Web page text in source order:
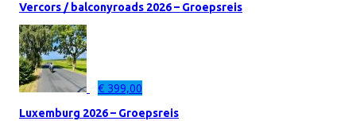
Vercors / balconyroads 2026 – Groepsreis
€ 399,00
Luxemburg 2026 – Groepsreis